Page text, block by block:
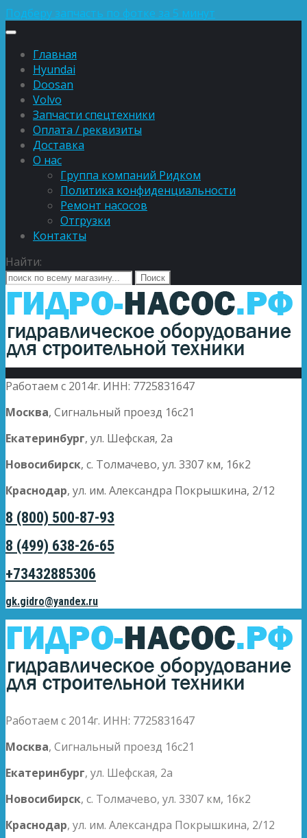
Подберу запчасть по фотке за 5 минут
Главная
Hyundai
Doosan
Volvo
Запчасти спецтехники
Оплата / реквизиты
Доставка
О нас
Группа компаний Ридком
Политика конфиденциальности
Ремонт насосов
Отгрузки
Контакты
Найти:
Работаем с 2014г. ИНН: 7725831647
Москва, Сигнальный проезд 16с21
Екатеринбург, ул. Шефская, 2а
Новосибирск, с. Толмачево, ул. 3307 км, 16к2
Краснодар, ул. им. Александра Покрышкина, 2/12
8 (800) 500-87-93
8 (499) 638-26-65
+73432885306
gk.gidro@yandex.ru
Работаем с 2014г. ИНН: 7725831647
Москва, Сигнальный проезд 16с21
Екатеринбург, ул. Шефская, 2а
Новосибирск, с. Толмачево, ул. 3307 км, 16к2
Краснодар, ул. им. Александра Покрышкина, 2/12